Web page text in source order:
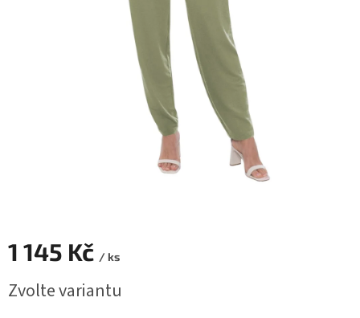
1 145 Kč / ks
cena:
Zvolte variantu